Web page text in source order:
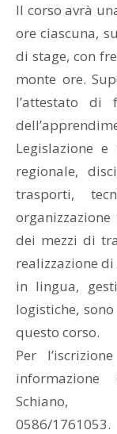
Il corso avrà
ore ciascuna,
di stage, con
monte ore.
l’attestato di
Legislazione
regionale,
trasporti,
dei mezzi di
realizzazione
in lingua,
logistiche,
questo corso.
Per
Schiano,
0586/1761053.